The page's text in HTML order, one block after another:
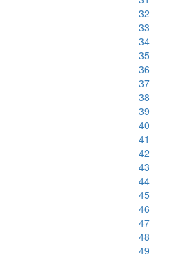
32
33
34
35
36
37
38
39
40
41
42
43
44
45
46
47
48
49